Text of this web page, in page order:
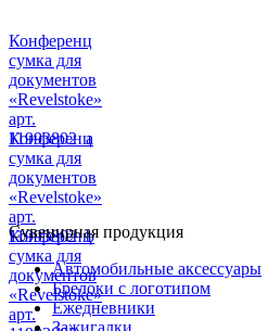
Конференц
сумка для
документов
«Revelstoke»
арт.
11993802_a
Конференц
сумка для
документов
«Revelstoke»
арт.
11993802_b
Конференц
сумка для
документов
«Revelstoke»
арт.
Сувенирная продукция
Автомобильные аксессуары
Брелоки с логотипом
Ежедневники
Зажигалки